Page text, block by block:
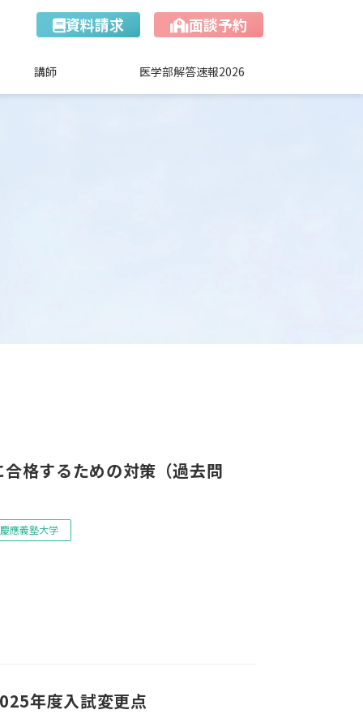
資料請求 面談予約
講師 医学部解答速報2026
格するための対策（過去問
慶應義塾大学
年度入試変更点